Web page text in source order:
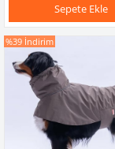
Sepete Ekle
%39 İndirim